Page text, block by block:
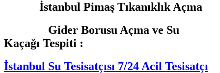
İstanbul Pimaş Tıkanıklık Açma
Gider Borusu Açma ve Su
Kaçağı Tespiti :
İstanbul Su Tesisatçısı 7/24 Acil Tesisatçı